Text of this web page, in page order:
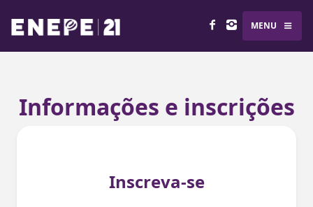
MENU
Informações e inscrições
Inscreva-se